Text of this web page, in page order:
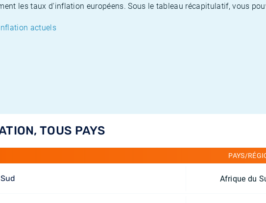
les taux d'inflation européens. Sous le tableau récapitulatif, vous
actuels
TOUS PAYS
PAYS/
Afrique du